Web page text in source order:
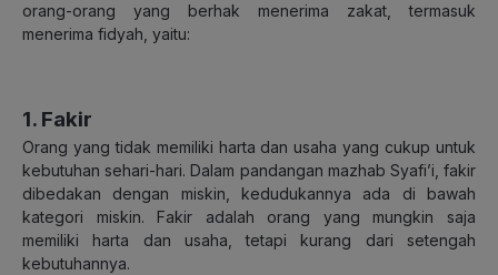
orang-orang yang berhak menerima zakat, termasuk
menerima fidyah, yaitu:
1. Fakir
Orang yang tidak memiliki harta dan usaha yang cukup untuk
kebutuhan sehari-hari. Dalam pandangan mazhab Syafi’i, fakir
dibedakan dengan miskin, kedudukannya ada di bawah
kategori miskin. Fakir adalah orang yang mungkin saja
memiliki harta dan usaha, tetapi kurang dari setengah
kebutuhannya.